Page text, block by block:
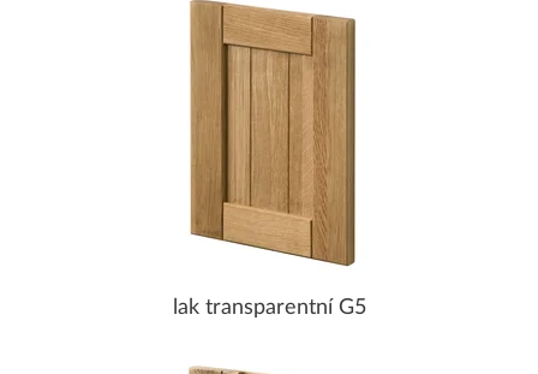
lak transparentní G5